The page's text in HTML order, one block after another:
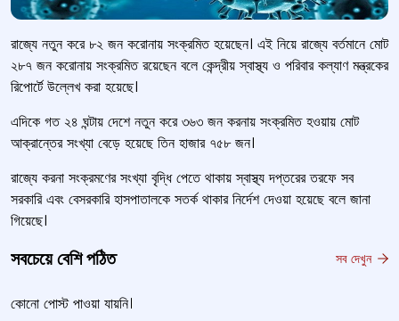
রাজ্যে নতুন করে ৮২ জন করোনায় সংক্রমিত হয়েছেন। এই নিয়ে রাজ্যে বর্তমানে মোট
২৮৭ জন করোনায় সংক্রমিত রয়েছেন বলে কেন্দ্রীয় স্বাস্থ্য ও পরিবার কল্যাণ মন্ত্রকের
রিপোর্টে উল্লেখ করা হয়েছে।
এদিকে গত ২৪ ঘন্টায় দেশে নতুন করে ৩৬৩ জন করনায় সংক্রমিত হওয়ায় মোট
আক্রান্তের সংখ্যা বেড়ে হয়েছে তিন হাজার ৭৫৮ জন।
রাজ্যে করনা সংক্রমণের সংখ্যা বৃদ্ধি পেতে থাকায় স্বাস্থ্য দপ্তরের তরফে সব
সরকারি এবং বেসরকারি হাসপাতালকে সতর্ক থাকার নির্দেশ দেওয়া হয়েছে বলে জানা
গিয়েছে।
সবচেয়ে বেশি পঠিত সব দেখুন
কোনো পোস্ট পাওয়া যায়নি।